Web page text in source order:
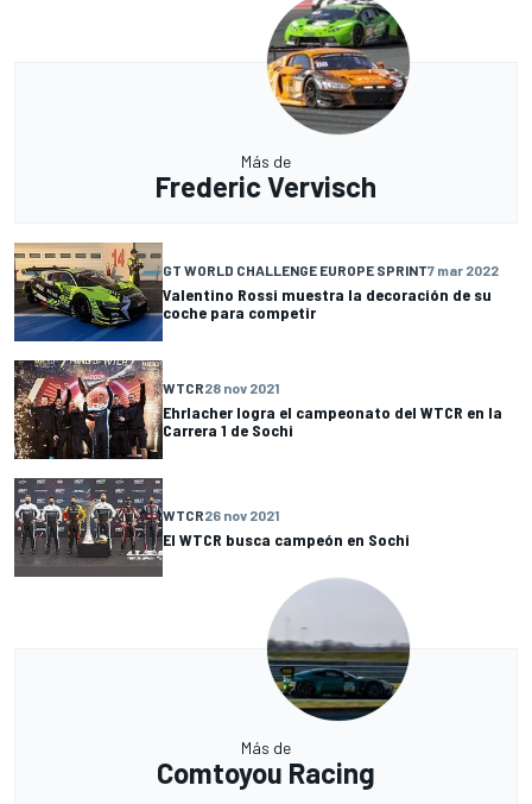
Más de
Frederic Vervisch
GT WORLD CHALLENGE EUROPE SPRINT7 mar 2022
Valentino Rossi muestra la decoración de su
coche para competir
WTCR28 nov 2021
Ehrlacher logra el campeonato del WTCR en la
Carrera 1 de Sochi
WTCR26 nov 2021
El WTCR busca campeón en Sochi
Más de
Comtoyou Racing